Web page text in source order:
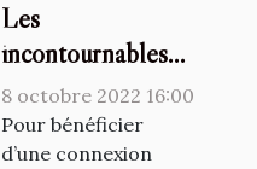
Les
incontournables
avantages de la
fibre optique
8 octobre 2022 16:00
Pour bénéficier
d’une connexion